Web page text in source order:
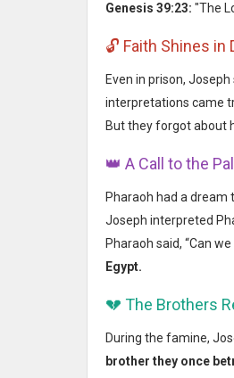
Genesis 39:23: "The
🔓 Faith Shines in
Even in prison,
interpretations came
But they forgot about
👑 A Call to the
Pharaoh had a dream
Joseph interpreted
Pharaoh said, “Can
Egypt.
💔 The Brothers
During the famine,
brother they once